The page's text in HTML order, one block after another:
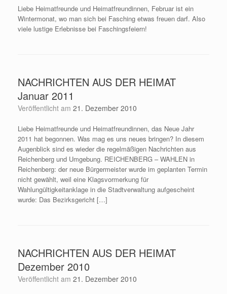
Liebe Heimatfreunde und Heimatfreundinnen, Februar ist ein
Wintermonat, wo man sich bei Fasching etwas freuen darf. Also
viele lustige Erlebnisse bei Faschingsfeiern!
NACHRICHTEN AUS DER HEIMAT
Januar 2011
Veröffentlicht am 21. Dezember 2010
Liebe Heimatfreunde und Heimatfreundinnen, das Neue Jahr
2011 hat begonnen. Was mag es uns neues bringen? In diesem
Augenblick sind es wieder die regelmäßigen Nachrichten aus
Reichenberg und Umgebung. REICHENBERG – WAHLEN in
Reichenberg: der neue Bürgermeister wurde im geplanten Termin
nicht gewählt, weil eine Klagsvormerkung für
Wahlungültigkeitanklage in die Stadtverwaltung aufgescheint
wurde: Das Bezirksgericht […]
NACHRICHTEN AUS DER HEIMAT
Dezember 2010
Veröffentlicht am 21. Dezember 2010